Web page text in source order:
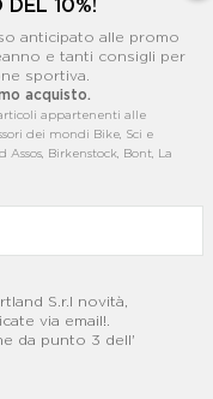
DEL 10%!
anticipato alle promo
e tanti consigli per
sportiva.
acquisto.
appartenenti alle
dei mondi Bike, Sci e
Birkenstock, Bont, La
S.r.l novità,
via email!.
da punto 3 dell'